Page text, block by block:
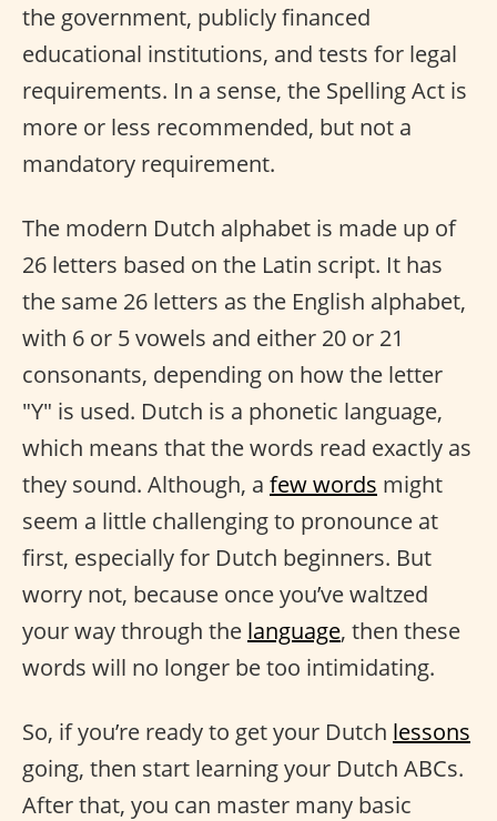
the government, publicly financed
educational institutions, and tests for legal
requirements. In a sense, the Spelling Act is
more or less recommended, but not a
mandatory requirement.
The modern Dutch alphabet is made up of
26 letters based on the Latin script. It has
the same 26 letters as the English alphabet,
with 6 or 5 vowels and either 20 or 21
consonants, depending on how the letter
"Y" is used. Dutch is a phonetic language,
which means that the words read exactly as
they sound. Although, a few words might
seem a little challenging to pronounce at
first, especially for Dutch beginners. But
worry not, because once you’ve waltzed
your way through the language, then these
words will no longer be too intimidating.
So, if you’re ready to get your Dutch lessons
going, then start learning your Dutch ABCs.
After that, you can master many basic